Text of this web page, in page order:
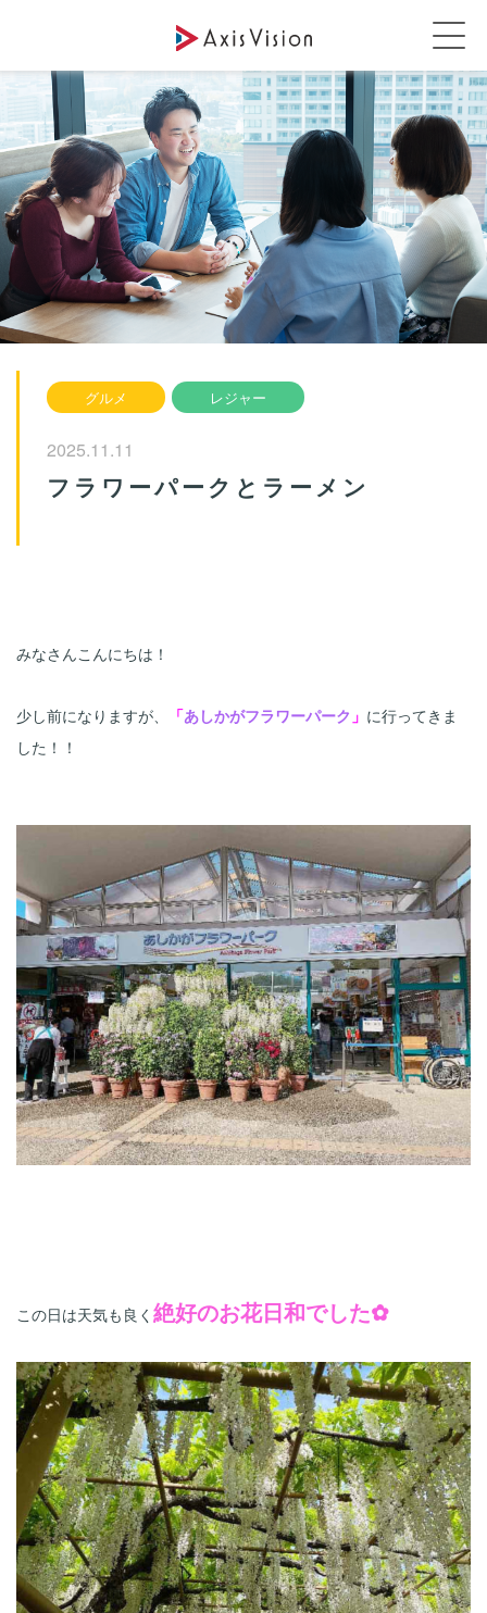
グルメ レジャー
2025.11.11
フラワーパークとラーメン
みなさんこんにちは！
少し前になりますが、 「あしかがフラワーパーク 」 に行ってきま
した！！
この日は天気も良く 絶好のお花日和でした✿